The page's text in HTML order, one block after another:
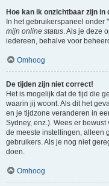
Hoe kan ik onzichtbaar zijn
In het gebruikerspaneel onder
mijn online status. Als je deze
iedereen, behalve voor
Omhoog
De tijden zijn niet correct!
Het is mogelijk dat de tijd die
waarin jij woont. Als dit het
en je tijdzone veranderen in
Sydney, enz.). Wees er
de meeste instellingen, alleen
gebruikers. Als je nog niet
doen.
Omhoog